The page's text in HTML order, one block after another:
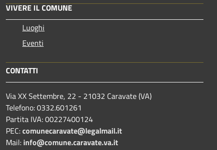
VIVERE IL COMUNE
Luoghi
Eventi
CONTATTI
Via XX Settembre, 22 - 21032 Caravate (VA)
Telefono: 0332.601261
Partita IVA: 00227400124
PEC:comunecaravate@legalmail.it
Mail: info@comune.caravate.va.it